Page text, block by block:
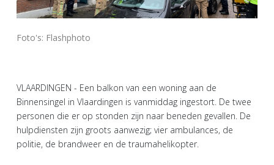
Foto's: Flashphoto
VLAARDINGEN - Een balkon van een woning aan de
Binnensingel in Vlaardingen is vanmiddag ingestort. De twee
personen die er op stonden zijn naar beneden gevallen. De
hulpdiensten zijn groots aanwezig; vier ambulances, de
politie, de brandweer en de traumahelikopter.